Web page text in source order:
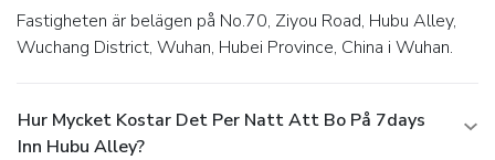
Fastigheten är belägen på No.70, Ziyou Road, Hubu Alley,
Wuchang District, Wuhan, Hubei Province, China i Wuhan.
Hur Mycket Kostar Det Per Natt Att Bo På 7days
Inn Hubu Alley?